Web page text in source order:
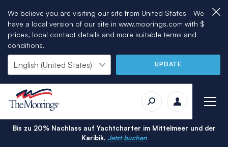
We believe you are visiting our site from United States - We
have a local version of our site in www.moorings.com with $
prices, local contact details and more suitable terms and
conditions.
UPDATE
Bis zu 20% Nachlass auf Yachtcharter im Mittelmeer und der
Karibik.Jetzt buchen